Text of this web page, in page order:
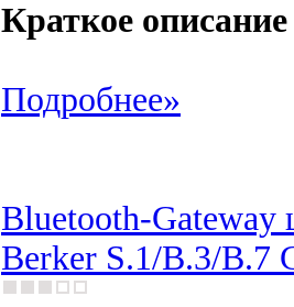
Краткое описание
Подробнее»
Bluetooth-Gateway
Berker S.1/B.3/B.7